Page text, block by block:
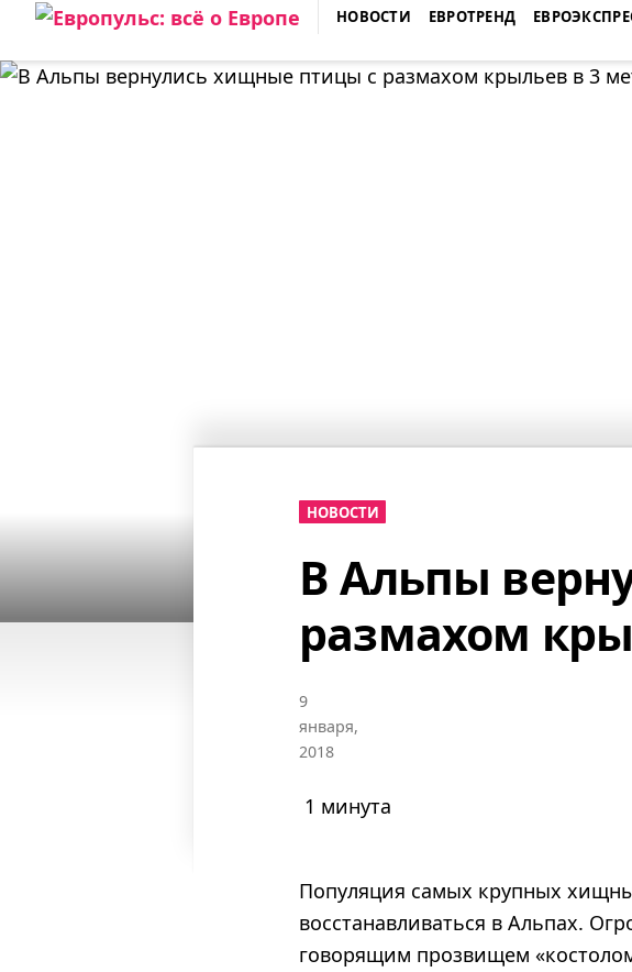
Skip
content
ЕВРОПУЛЬС: ВСЁ О ЕВРОПЕ
НОВОСТИ ЕВРОТРЕНД
НОВОСТИ
В Альпы
размахом
9
января,
2018
1 минута
Популяция самых крупных
восстанавливаться в Альпах.
говорящим прозвищем